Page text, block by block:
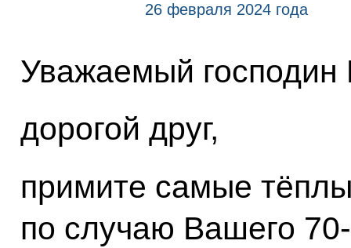
26 февраля 2024 года
Уважаемый господин
дорогой друг,
примите самые
по случаю Вашего